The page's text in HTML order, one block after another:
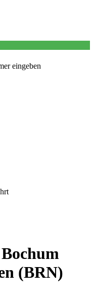
eingeben
(BRN)